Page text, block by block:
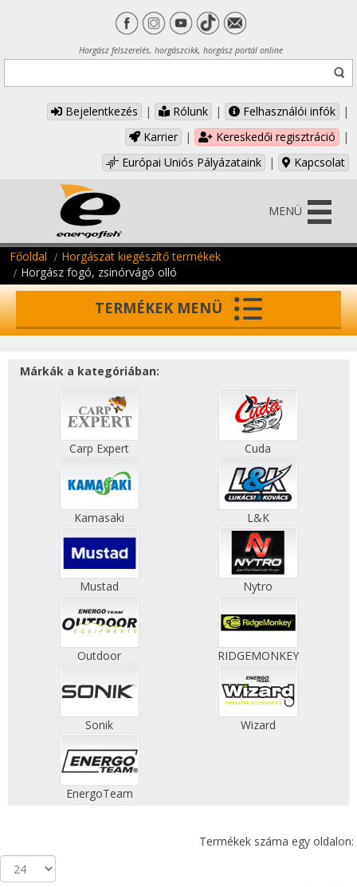
Horgász felszerelés, horgászcikk, horgász portál online
Bejelentkezés | Rólunk | Felhasználói infók
|
Karrier
| Kereskedői regisztráció
|
Európai Uniós Pályázataink
| Kapcsolat
MENÜ
Főoldal
Horgászat kiegészítő termékek
Horgász fogó, zsinórvágó olló
TERMÉKEK MENÜ
Márkák a kategóriában:
Carp Expert Cuda
Kamasaki L&K
Mustad Nytro
Outdoor RIDGEMONKEY
Sonik Wizard
EnergoTeam
Termékek száma egy oldalon: